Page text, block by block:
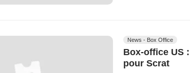
News - Box Office
Box-office US
pour Scrat